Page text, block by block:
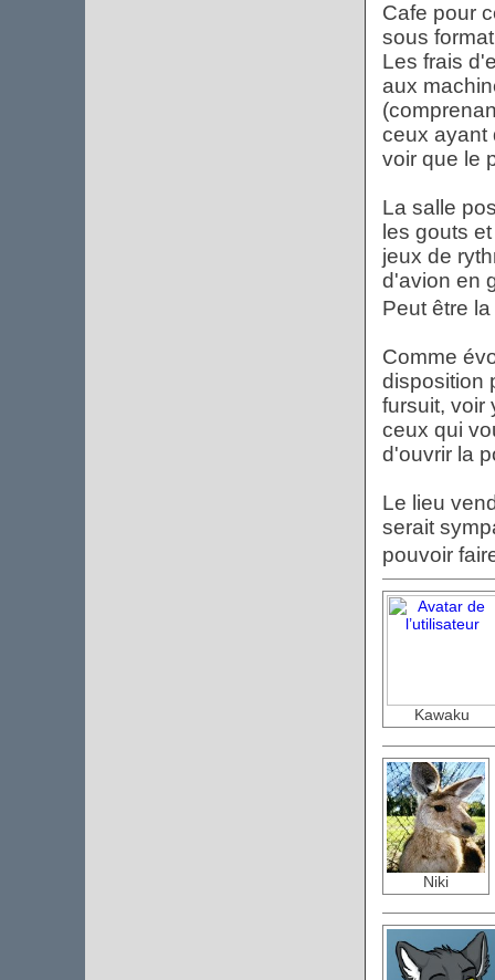
Cafe pour
sous
Les frais
aux
ceux ayant
voir que le
La salle
les gouts
jeux de
d'avion en
Peut être
Comme
disposition
fursuit, voir
ceux qui
d'ouvrir la
Le lieu
serait
pouvoir
Kawaku
Niki